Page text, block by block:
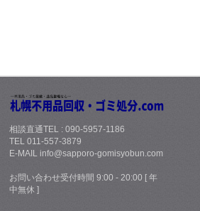
相談直通TEL : 090-5957-1186
TEL 011-557-3879
E-MAIL info@sapporo-gomisyobun.com
お問い合わせ受付時間 9:00 - 20:00 [ 年
中無休 ]